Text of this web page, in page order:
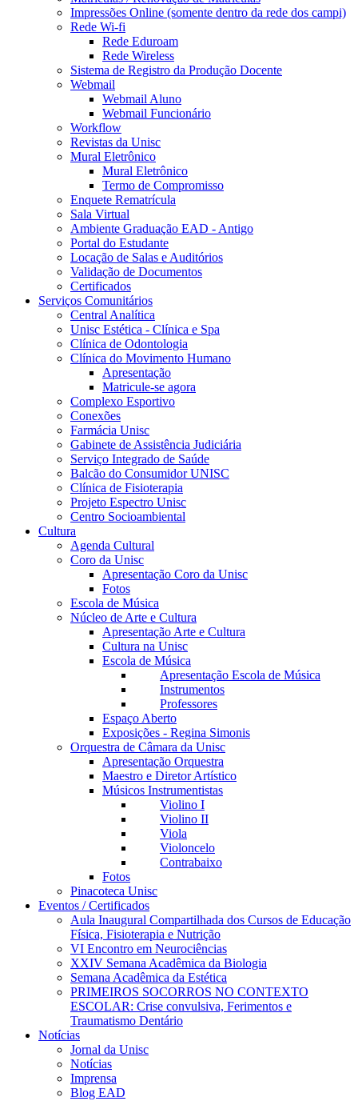
Impressões Online (somente dentro da rede dos campi)
Rede Wi-fi
Rede Eduroam
Rede Wireless
Sistema de Registro da Produção Docente
Webmail
Webmail Aluno
Webmail Funcionário
Workflow
Revistas da Unisc
Mural Eletrônico
Mural Eletrônico
Termo de Compromisso
Enquete Rematrícula
Sala Virtual
Ambiente Graduação EAD - Antigo
Portal do Estudante
Locação de Salas e Auditórios
Validação de Documentos
Certificados
Serviços Comunitários
Central Analítica
Unisc Estética - Clínica e Spa
Clínica de Odontologia
Clínica do Movimento Humano
Apresentação
Matricule-se agora
Complexo Esportivo
Conexões
Farmácia Unisc
Gabinete de Assistência Judiciária
Serviço Integrado de Saúde
Balcão do Consumidor UNISC
Clínica de Fisioterapia
Projeto Espectro Unisc
Centro Socioambiental
Cultura
Agenda Cultural
Coro da Unisc
Apresentação Coro da Unisc
Fotos
Escola de Música
Núcleo de Arte e Cultura
Apresentação Arte e Cultura
Cultura na Unisc
Escola de Música
Apresentação Escola de Música
Instrumentos
Professores
Espaço Aberto
Exposições - Regina Simonis
Orquestra de Câmara da Unisc
Apresentação Orquestra
Maestro e Diretor Artístico
Músicos Instrumentistas
Violino I
Violino II
Viola
Violoncelo
Contrabaixo
Fotos
Pinacoteca Unisc
Eventos / Certificados
Aula Inaugural Compartilhada dos Cursos de Educação
Física, Fisioterapia e Nutrição
VI Encontro em Neurociências
XXIV Semana Acadêmica da Biologia
Semana Acadêmica da Estética
PRIMEIROS SOCORROS NO CONTEXTO
ESCOLAR: Crise convulsiva, Ferimentos e
Traumatismo Dentário
Notícias
Jornal da Unisc
Notícias
Imprensa
Blog EAD